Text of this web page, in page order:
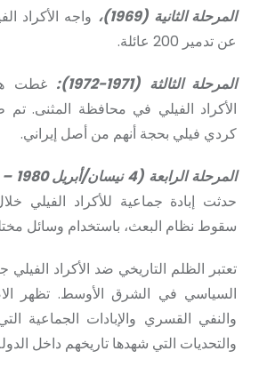
المرحلة الثانية (1969)،
واجه الأكراد
عن تدمير 200 عائلة.
المرحلة الثالثة (1971-1972):
غطت
كردي فيلي بحجة أنهم من أصل إيراني.
المرحلة الرابعة (4 نيسان/أبريل 1980 – 19 أيار/مايو 1990):
حدثت إبادة جماعية للأكراد الفيلي
سقوط نظام البعث، باستخدام وسائل
تعتبر الظلم التاريخي ضد الأكراد
السياسي في الشرق الأوسط. تظهر
والنفي القسري والإبادات الجماعية
والتحديات التي شهدها تاريخهم داخل